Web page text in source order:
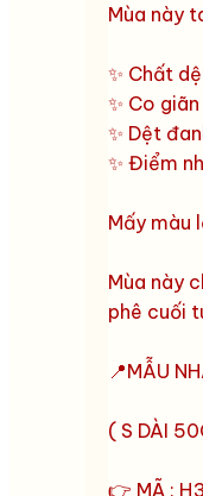
Mùa này
✨ Chất
✨ Co
✨ Dệt
✨ Điểm
Mấy màu
Mùa này
phê cuối
📍MẪU
( S DÀI
👉 MÃ :